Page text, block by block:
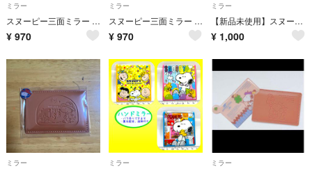
ミラー
スヌーピー三面ミラー ブラック#化粧鏡#手鏡#スタンドミラー
¥ 970
ミラー
スヌーピー三面ミラー ホワイト#化粧鏡#手鏡#スタンドミラー
¥ 970
ミラー
【新品未使用】スヌーピー フェイス柄ポーチ&ケース付きカードミラー
¥ 1,000
ミラー ミラー ミラー